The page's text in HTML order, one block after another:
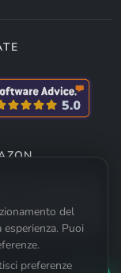
del
Puoi
preferenze